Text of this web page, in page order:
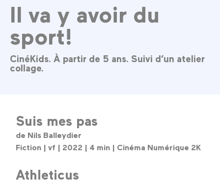
Il va y avoir du
sport!
CinéKids. À partir de 5 ans. Suivi d’un atelier
collage.
Suis mes pas
de Nils Balleydier
Fiction | vf | 2022 | 4 min | Cinéma Numérique 2K
Athleticus